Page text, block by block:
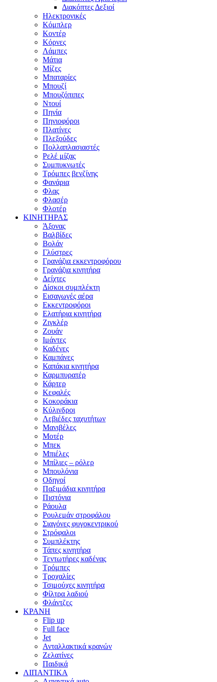
Διακόπτες Δεξιοί
Ηλεκτρονικές
Κόμπλερ
Κοντέρ
Κόρνες
Λάμπες
Μάτια
Μίζες
Μπαταρίες
Μπουζί
Μπουζόπιπες
Ντουί
Πηνία
Πηνιοφόροι
Πλατίνες
Πλεξούδες
Πολλαπλασιαστές
Ρελέ μίζας
Συμπυκνωτές
Τρόμπες βενζίνης
Φανάρια
Φλας
Φλασέρ
Φλοτέρ
ΚΙΝΗΤΗΡΑΣ
Άξονας
Βαλβίδες
Βολάν
Γλύστρες
Γρανάζια εκκεντροφόρου
Γρανάζια κινητήρα
Δείχτες
Δίσκοι συμπλέκτη
Εισαγωγές αέρα
Εκκεντροφόροι
Ελατήρια κινητήρα
Ζιγκλέρ
Ζουάν
Ιμάντες
Καδένες
Καμπάνες
Καπάκια κινητήρα
Καρμπυρατέρ
Κάρτερ
Κεφαλές
Κοκοράκια
Κύλινδροι
Λεβιέδες ταχυτήτων
Μανιβέλες
Μοτέρ
Μπεκ
Μπιέλες
Μπίλιες – ρόλερ
Μπουλόνια
Οδηγοί
Παξιμάδια κινητήρα
Πιστόνια
Ράουλα
Ρουλεμάν στροφάλου
Σιαγόνες φυγοκεντρικού
Στρόφαλοι
Συμπλέκτης
Τάπες κινητήρα
Τεντωτήρες καδένας
Τρόμπες
Τροχαλίες
Τσιμούχες κινητήρα
Φίλτρα λαδιού
Φλάντζες
ΚΡΑΝΗ
Flip up
Full face
Jet
Ανταλλακτικά κρανών
Ζελατίνες
Παιδικά
ΛΙΠΑΝΤΙΚΑ